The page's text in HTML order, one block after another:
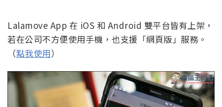
Lalamove App 在 iOS 和 Android 雙平台皆有上架，
若在公司不方便使用手機，也支援「網頁版」服務。
（點我使用）